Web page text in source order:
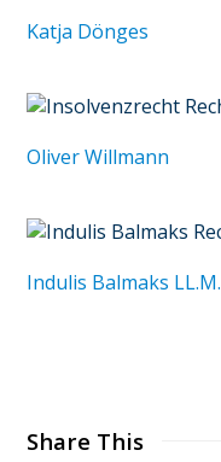
Katja Dönges
Oliver Willmann
Indulis Balmaks LL.M.
Share This